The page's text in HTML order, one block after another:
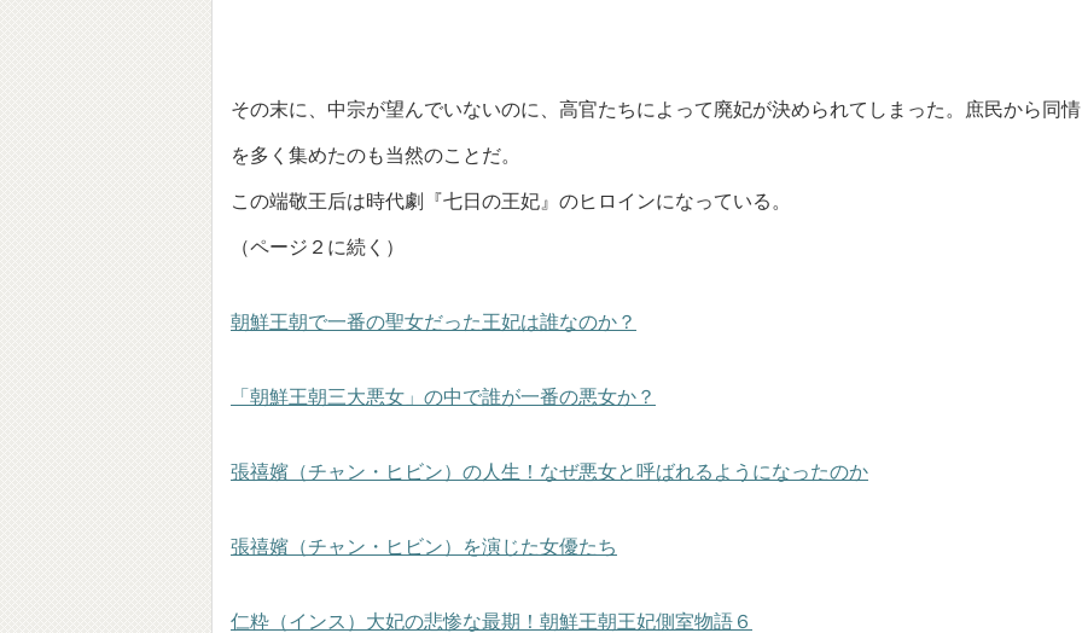
その末に、中宗が望んでいないのに、高官たちによって廃妃が決められてしまった。庶民から同情
を多く集めたのも当然のことだ。
この端敬王后は時代劇『七日の王妃』のヒロインになっている。
（ページ２に続く）
朝鮮王朝で一番の聖女だった王妃は誰なのか？
「朝鮮王朝三大悪女」の中で誰が一番の悪女か？
張禧嬪（チャン・ヒビン）の人生！なぜ悪女と呼ばれるようになったのか
張禧嬪（チャン・ヒビン）を演じた女優たち
仁粋（インス）大妃の悲惨な最期！朝鮮王朝王妃側室物語６